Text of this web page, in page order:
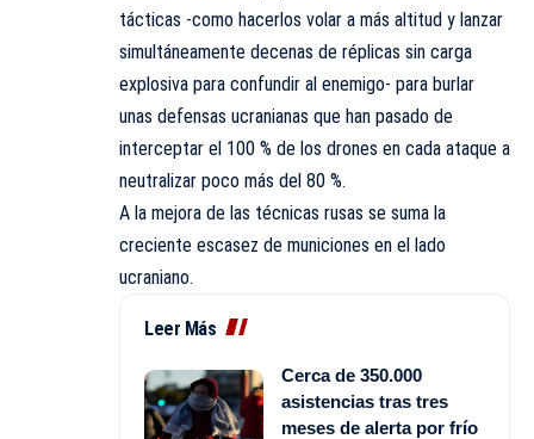
tácticas -como hacerlos volar a más altitud y lanzar
simultáneamente decenas de réplicas sin carga
explosiva para confundir al enemigo- para burlar
unas defensas ucranianas que han pasado de
interceptar el 100 % de los drones en cada ataque a
neutralizar poco más del 80 %.
A la mejora de las técnicas rusas se suma la
creciente escasez de municiones en el lado
ucraniano.
Leer Más
Cerca de 350.000
asistencias tras tres
meses de alerta por frío